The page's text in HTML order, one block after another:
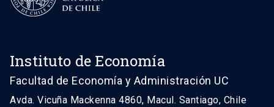
Instituto de Economía
Facultad de Economía y Administración UC
Avda. Vicuña Mackenna 4860, Macul. Santiago, Chile